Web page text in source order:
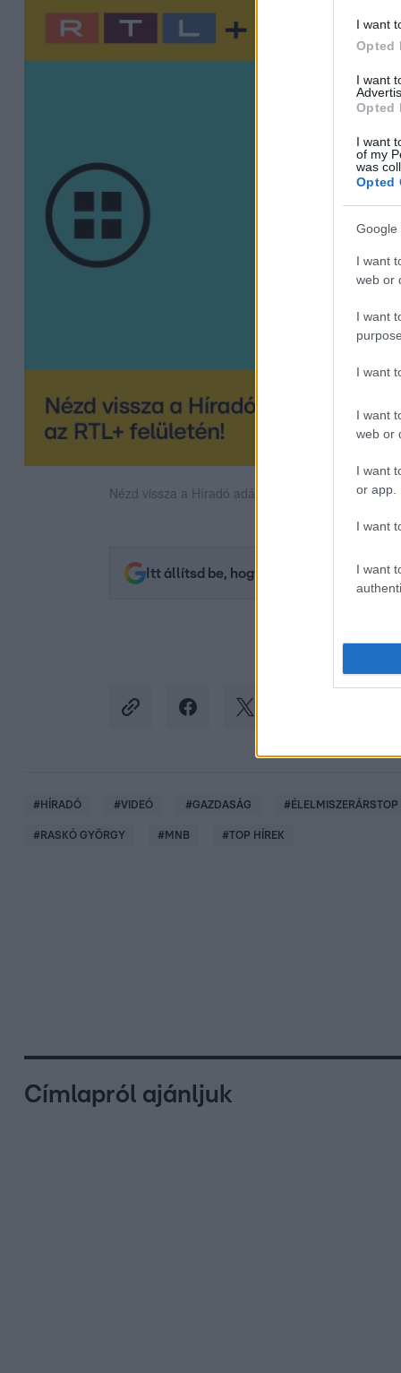
I want
Opted
I want
Opted
I want
of my
was
Opted
Google
I want
web or
I want
I want
I want
web or
I want
or app.
I want
I want
Nézd vissza a Híradó adásait az RTL+ felületén!
Itt állítsd be, hogy az RTL.hu az elsők
#HÍRADÓ #VIDEÓ #GAZDASÁG #ÉLELMISZERÁRSTOP
#RASKÓ GYÖRGY #MNB #TOP HÍREK
Címlapról ajánljuk